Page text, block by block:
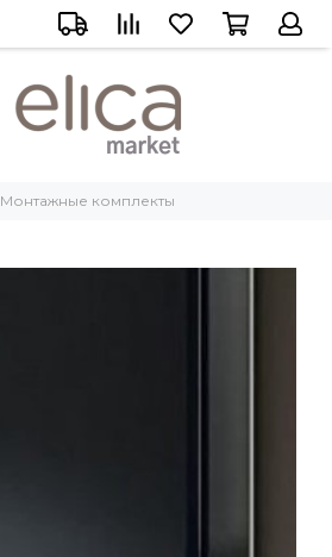
Монтажные комплекты